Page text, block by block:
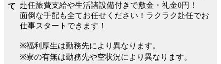
て 赴任旅費支給や生活諸設備付きで敷金・礼金0円！
面倒な手配も全てお任せください！ラクラク赴任でお
仕事スタートできます！
※福利厚生は勤務先により異なります。
※寮の有無は勤務先や空状況により異なります。